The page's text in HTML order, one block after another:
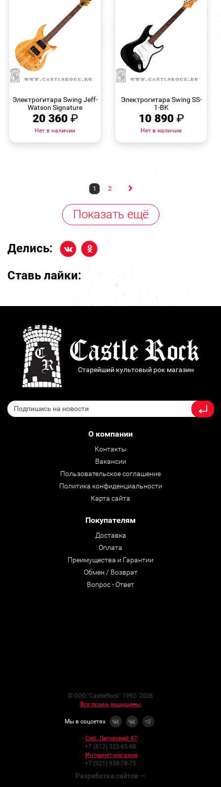
Электрогитара Swing Jeff-
Watson Signature
20 360 ₽
Нет в наличии
Электрогитара Swing SS-
1-BK
10 890 ₽
Нет в наличии
1 2
Показать ещё
Делись:
Ставь лайки:
Старейший культовый рок магазин
О компании
Контакты
Вакансии
Пользовательское соглашение
Политика конфиденциальности
Карта сайта
Покупателям
Доставка
Оплата
Преимущества и Гарантии
Обмен / Возврат
Вопрос - Ответ
© ООО "CastleRock" 1992- 2026
Все права защищены
Мы в соцсетях
- Спб. Лиговский 47:
+7 (812) 322-65-68
- Интернет-магазин:
+7 (921) 938-78-75
Разработка сайтов —